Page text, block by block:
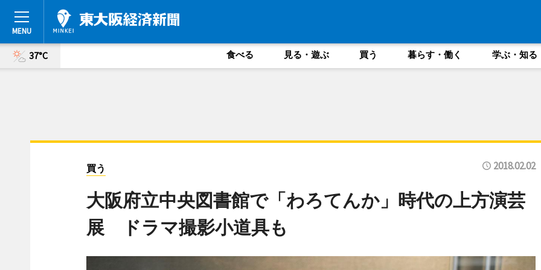
37°C 食べる 見る・遊ぶ 買う 暮らす・働く 学ぶ・知る
買う 2018.02.02
大阪府立中央図書館で「わろてんか」時代の上方演芸
展 ドラマ撮影小道具も